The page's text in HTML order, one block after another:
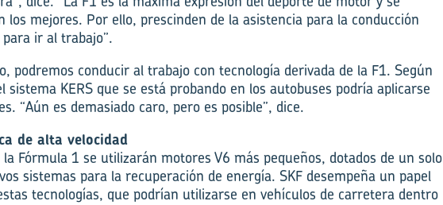
los mejores. Por ello, prescinden de la asistencia para la conducción
ir al trabajo”.
podremos conducir al trabajo con tecnología derivada de la F1. Según
sistema KERS que se está probando en los autobuses podría aplicarse
“Aún es demasiado caro, pero es posible”, dice.
de alta velocidad
Fórmula 1 se utilizarán motores V6 más pequeños, dotados de un solo
sistemas para la recuperación de energía. SKF desempeña un papel
tecnologías, que podrían utilizarse en vehículos de carretera dentro